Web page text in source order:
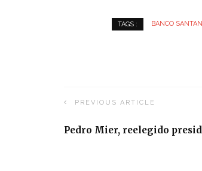
TAGS : BANCO
PREVIOUS ARTICLE
Pedro Mier, reelegido